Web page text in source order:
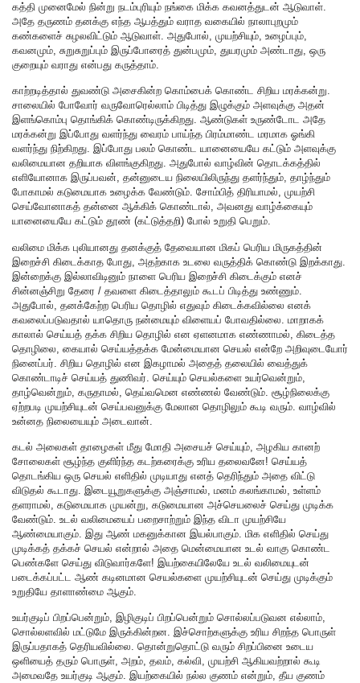
கத்தி முனைமேல் நின்று நடம்புரியும் நங்கை மிக்க கவனத்துடன் ஆடுவாள்.
அதே தருணம் தனக்கு எந்த ஆபத்தும் வராத வகையில் நாலாபுறமும்
கண்களைச் சுழலவிட்டும் ஆடுவாள். அதுபோல், முயற்சியும், உழைப்பும்,
கவனமும், சுறுசுறுப்பும் இருப்போரைத் துன்பமும், துயரமும் அண்டாது, ஒரு
குறையும் வராது என்பது கருத்தாம்.
காற்றடித்தால் துவண்டு அசைகின்ற கொம்பைக் கொண்ட சிறிய மரக்கன்று.
சாலையில் போவோர் வருவோரெல்லாம் பிடித்து இழுக்கும் அளவுக்கு அதன்
இளங்கொம்பு தொங்கிக் கொண்டிருக்கிறது. ஆண்டுகள் உருண்டோட அதே
மரக்கன்று இப்போது வளர்ந்து வைரம் பாய்ந்த பிரம்மாண்ட மரமாக ஓங்கி
வளர்ந்து நிற்கிறது. இப்போது பலம் கொண்ட யானையையே கட்டும் அளவுக்கு
வலிமையான தறியாக விளங்குகிறது. அதுபோல் வாழ்வின் தொடக்கத்தில்
எளியோனாக இருப்பவன், தன்னுடைய நிலையிலிருந்து தளர்ந்தும், தாழ்ந்தும்
போகாமல் கடுமையாக உழைக்க வேண்டும். சோம்பித் திரியாமல், முயற்சி
செய்வோனாகத் தன்னை ஆக்கிக் கொண்டால், அவனது வாழ்க்கையும்
யானையையே கட்டும் தூண் (கட்டுத்தறி) போல் உறுதி பெறும்.
வலிமை மிக்க புலியானது தனக்குத் தேவையான மிகப் பெரிய மிருகத்தின்
இறைச்சி கிடைக்காத போது, அதற்காக உடலை வருத்திக் கொண்டு இறக்காது.
இன்றைக்கு இல்லாவிடினும் நாளை பெரிய இறைச்சி கிடைக்கும் எனச்
சின்னஞ்சிறு தேரை / தவளை கிடைத்தாலும் கூடப் பிடித்து உண்ணும்.
அதுபோல், தனக்கேற்ற பெரிய தொழில் எதுவும் கிடைக்கவில்லை எனக்
கவலைப்படுவதால் யாதொரு நன்மையும் விளையப் போவதில்லை. மாறாகக்
காலால் செய்யத் தக்க சிறிய தொழில் என ஏளனமாக எண்ணாமல், கிடைத்த
தொழிலை, கையால் செய்யத்தக்க மேன்மையான செயல் என்றே அறிவுடையோர்
நினைப்பர். சிறிய தொழில் என இகழாமல் அதைத் தலையில் வைத்துக்
கொண்டாடிச் செய்யத் துணிவர். செய்யும் செயல்களை உயர்வென்றும்,
தாழ்வென்றும், கருதாமல், தெய்வமென எண்ணல் வேண்டும். சூழ்நிலைக்கு
ஏற்றபடி முயற்சியுடன் செய்பவனுக்கு மேலான தொழிலும் கூடி வரும். வாழ்வில்
உன்னத நிலையையும் அடைவான்.
கடல் அலைகள் தாழைகள் மீது மோதி அசையச் செய்யும், அழகிய கானற்
சோலைகள் சூழ்ந்த குளிர்ந்த கடற்கரைக்கு உரிய தலைவனே! செய்யத்
தொடங்கிய ஒரு செயல் எளிதில் முடியாது எனத் தெரிந்தும் அதை விட்டு
விடுதல் கூடாது. இடையூறுகளுக்கு அஞ்சாமல், மனம் கலங்காமல், உள்ளம்
தளராமல், கடுமையாக முயன்று, கடுமையான அச்செயலைச் செய்து முடிக்க
வேண்டும். உடல் வலிமையைப் பறைசாற்றும் இந்த விடா முயற்சியே
ஆண்மையாகும். இது ஆண் மகனுக்கான இயல்பாகும். மிக எளிதில் செய்து
முடிக்கத் தக்கச் செயல் என்றால் அதை மென்மையான உடல் வாகு கொண்ட
பெண்களே செய்து விடுவார்களே! இயற்கையிலேயே உடல் வலிமையுடன்
படைக்கப்பட்ட ஆண் கடினமான செயல்களை முயற்சியுடன் செய்து முடிக்கும்
உறுதியே தாளாண்மை ஆகும்.
உயர்குடிப் பிறப்பென்றும், இழிகுடிப் பிறப்பென்றும் சொல்லப்படுவன எல்லாம்,
சொல்லளவில் மட்டுமே இருக்கின்றன. இச்சொற்களுக்கு உரிய சிறந்த பொருள்
இருப்பதாகத் தெரியவில்லை. தொன்றுதொட்டு வரும் சிறப்பினை உடைய
ஒளியைத் தரும் பொருள், அறம், தவம், கல்வி, முயற்சி ஆகியவற்றால் கூடி
அமைவதே உயர்குடி ஆகும். இயற்கையில் நல்ல குணம் என்றும், தீய குணம்